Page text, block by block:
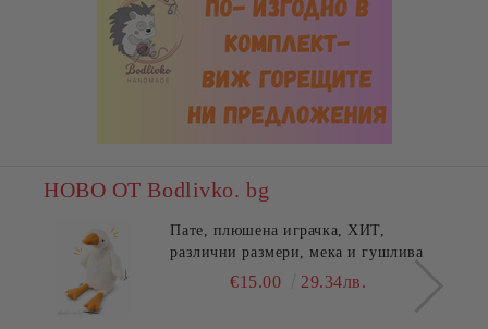
НОВО ОТ Bodlivko. bg
Пате, плюшена играчка, ХИТ,
различни размери, мека и гушлива
€15.00 29.34лв.